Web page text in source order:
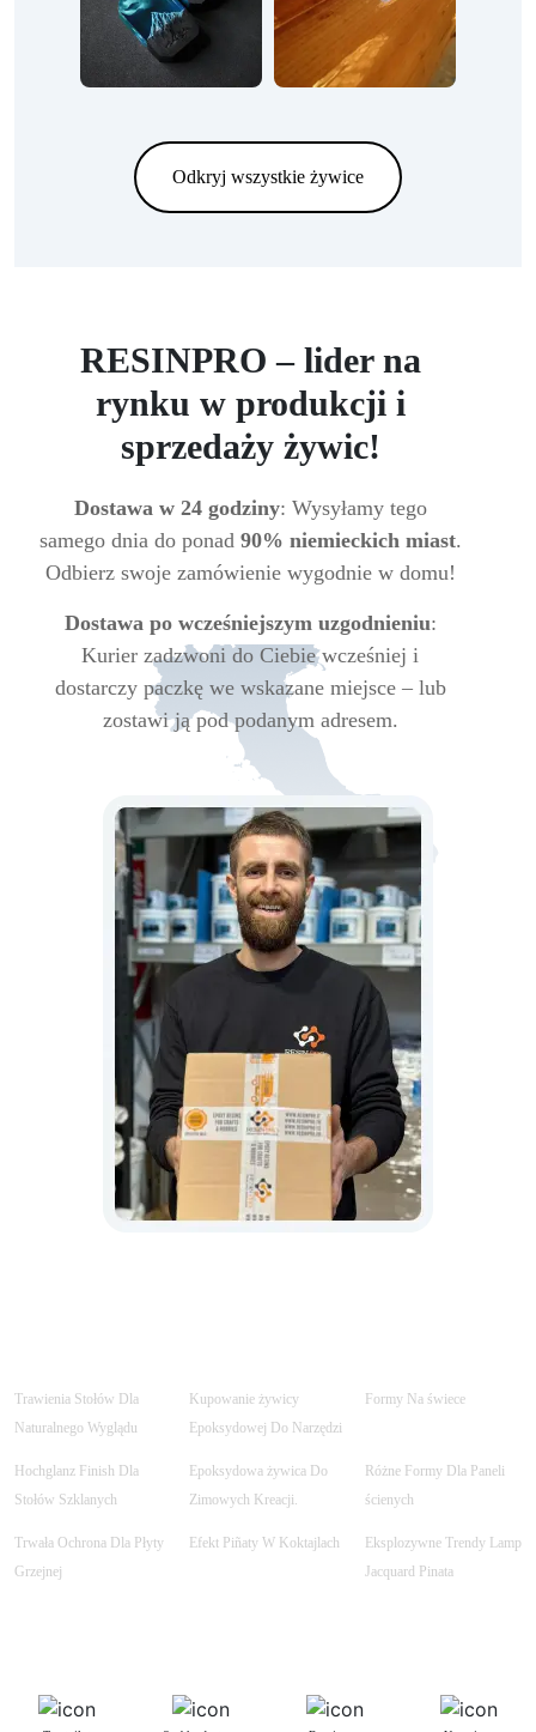
Odkryj wszystkie żywice
RESINPRO – lider na
rynku w produkcji i
sprzedaży żywic!
Dostawa w 24 godziny: Wysyłamy tego
samego dnia do ponad 90% niemieckich miast.
Odbierz swoje zamówienie wygodnie w domu!
Dostawa po wcześniejszym uzgodnieniu:
Kurier zadzwoni do Ciebie wcześniej i
dostarczy paczkę we wskazane miejsce – lub
zostawi ją pod podanym adresem.
Trawienia Stołów Dla
Naturalnego Wyglądu
Kupowanie żywicy
Epoksydowej Do Narzędzi
Formy Na świece
Hochglanz Finish Dla
Stołów Szklanych
Epoksydowa żywica Do
Zimowych Kreacji.
Różne Formy Dla Paneli
ścienych
Trwała Ochrona Dla Płyty
Grzejnej
Efekt Piñaty W Koktajlach
Eksplozywne Trendy Lamp
Jacquard Pinata